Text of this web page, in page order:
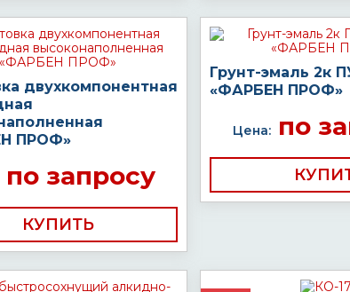
двухкомпонентная
ПРОФ»
запросу
КУПИТЬ
Грунт-эмаль 2к
«ФАРБЕН ПРОФ»
Цена:по